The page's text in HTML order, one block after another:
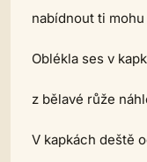
nabídnout ti
Oblékla ses v
z bělavé růže
V kapkách deště